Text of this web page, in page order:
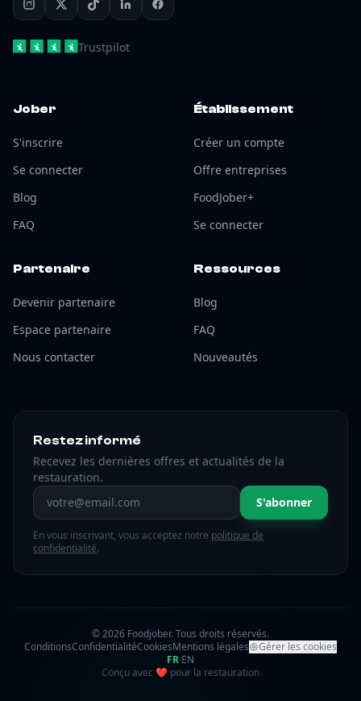
Trustpilot
Jober
S'inscrire
Se connecter
Blog
FAQ
Établissement
Créer un compte
Offre entreprises
FoodJober+
Se connecter
Partenaire
Devenir partenaire
Espace partenaire
Nous contacter
Ressources
Blog
FAQ
Nouveautés
Restez informé
Recevez les dernières offres et actualités de la
restauration.
Adresse email S'abonner
En vous inscrivant, vous acceptez notre politique de
confidentialité.
© 2026 Foodjober. Tous droits réservés.
ConditionsConfidentialitéCookiesMentions légales
Gérer les cookies
FR·EN
Conçu avec ❤ amour
pour la restauration